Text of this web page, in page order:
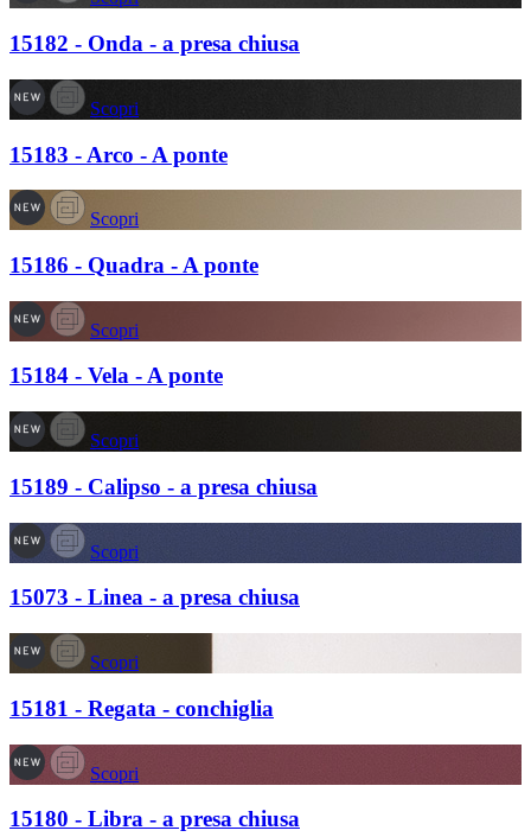
15182 - Onda - a presa chiusa
Scopri
15183 - Arco - A ponte
Scopri
15186 - Quadra - A ponte
Scopri
15184 - Vela - A ponte
Scopri
15189 - Calipso - a presa chiusa
Scopri
15073 - Linea - a presa chiusa
Scopri
15181 - Regata - conchiglia
Scopri
15180 - Libra - a presa chiusa